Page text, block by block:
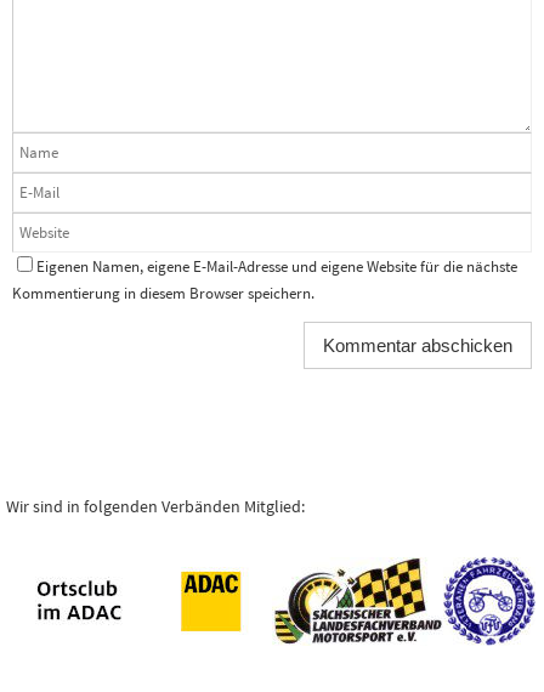
Eigenen Namen, eigene E-Mail-Adresse und eigene Website für die nächste
Kommentierung in diesem Browser speichern.
Wir sind in folgenden Verbänden Mitglied: